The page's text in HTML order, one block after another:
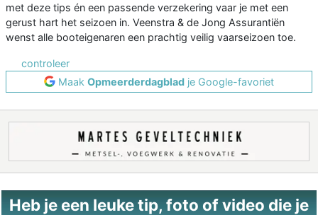
met deze tips én een passende verzekering vaar je met een
gerust hart het seizoen in. Veenstra & de Jong Assurantiën
wenst alle booteigenaren een prachtig veilig vaarseizoen toe.
controleer
Maak Opmeerderdagblad je Google-favoriet
Heb je een leuke tip, foto of video die je